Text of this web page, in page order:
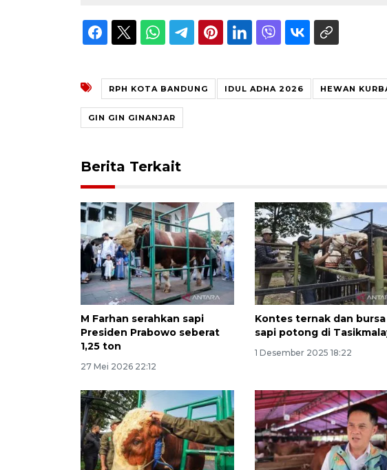
RPH KOTA BANDUNG IDUL ADHA 2026 HEWAN
GIN GIN GINANJAR
Berita Terkait
M Farhan serahkan sapi
Presiden Prabowo seberat
1,25 ton
27 Mei 2026 22:12
Kontes ternak dan bursa
sapi potong di
1 Desember 2025 18:22